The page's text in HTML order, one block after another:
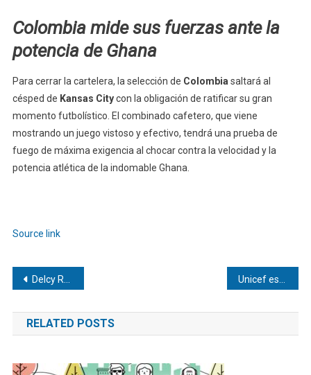
Colombia mide sus fuerzas ante la
potencia de Ghana
Para cerrar la cartelera, la selección de Colombia saltará al
césped de Kansas Citycon la obligación de ratificar su gran
momento futbolístico. El combinado cafetero, que viene
mostrando un juego vistoso y efectivo, tendrá una prueba de
fuego de máxima exigencia al chocar contra la velocidad y la
potencia atlética de la indomable Ghana.
Source link
Navegación
de
entradas
Delcy Rodríguez conversa con EEUU y el FMI para reconstruir infraestructura
RELATED POSTS